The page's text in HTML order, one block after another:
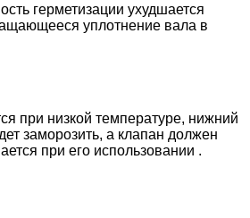
герметизации ухудшается
уплотнение вала в
при низкой температуре, нижний
заморозить, а клапан должен
при его использовании .